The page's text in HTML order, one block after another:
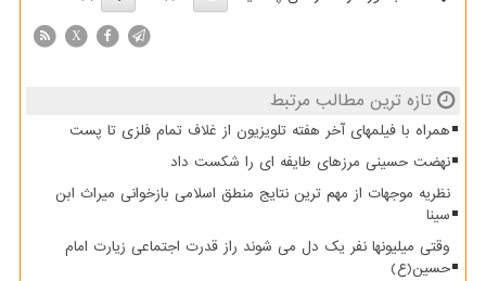
X
تازه ترین مطالب مرتبط
همراه با فیلمهای آخر هفته تلویزیون از غلاف تمام فلزی تا پست
نهضت حسینی مرزهای طایفه ای را شکست داد
نظریه موجهات از مهم ترین نتایج منطق اسلامی بازخوانی میراث ابن
سینا
وقتی میلیونها نفر یک دل می شوند راز قدرت اجتماعی زیارت امام
حسین(ع)